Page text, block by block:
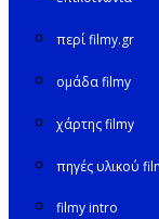
περί filmy.gr
ομάδα filmy
χάρτης filmy
πηγές υλικού
filmy intro